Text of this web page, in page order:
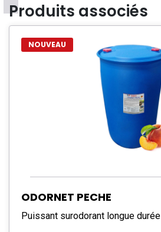
Produits associés
NOUVEAU
ODORNET PECHE
Puissant surodorant longue durée